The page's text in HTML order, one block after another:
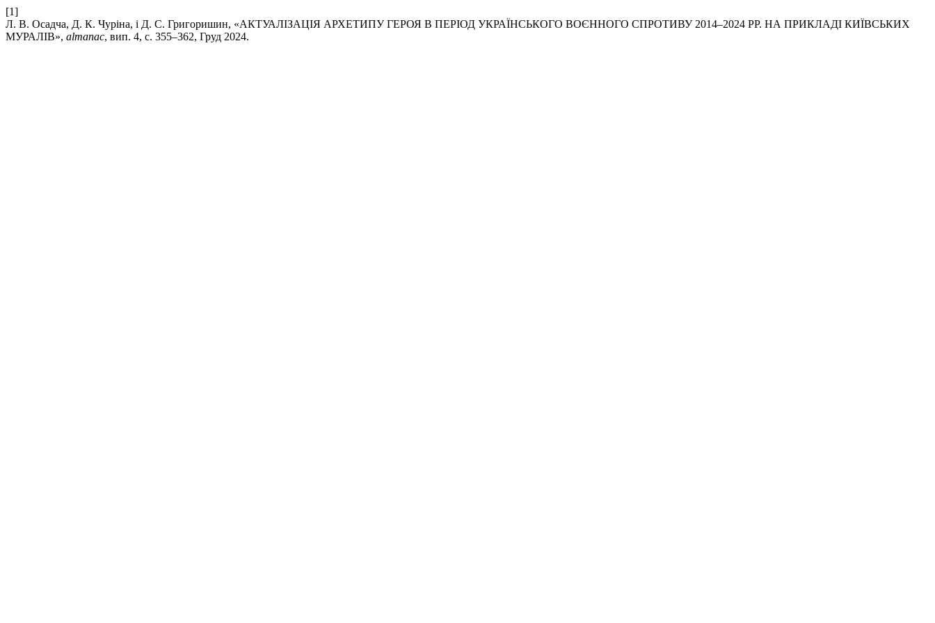
[1]
Л. В. Осадча, Д. К. Чуріна, і Д. С. Григоришин, «АКТУАЛІЗАЦІЯ АРХЕТИПУ ГЕРОЯ В ПЕРІОД УКРАЇНСЬКОГО ВОЄННОГО СПРОТИВУ 2014–2024 РР. НА ПРИКЛАДІ КИЇВСЬКИХ
МУРАЛІВ», almanac, вип. 4, с. 355–362, Груд 2024.